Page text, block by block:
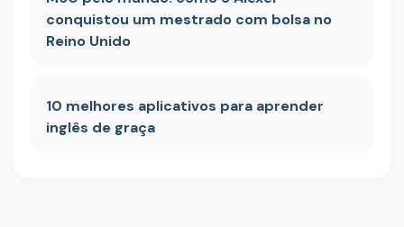
conquistou um mestrado com bolsa no
Reino Unido
10 melhores aplicativos para aprender
inglês de graça